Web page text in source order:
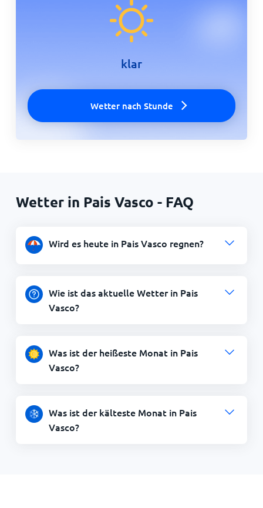
klar
Wetter nach Stunde
Wetter in Pais Vasco - FAQ
Wird es heute in Pais Vasco regnen?
Wie ist das aktuelle Wetter in Pais
Vasco?
Was ist der heißeste Monat in Pais
Vasco?
Was ist der kälteste Monat in Pais
Vasco?